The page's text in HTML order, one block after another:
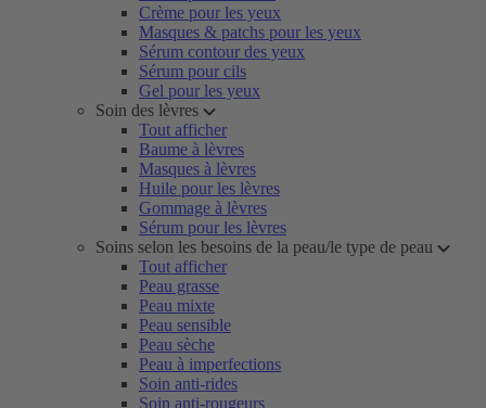
Crème pour les yeux
Masques & patchs pour les yeux
Sérum contour des yeux
Sérum pour cils
Gel pour les yeux
Soin des lèvres
Tout afficher
Baume à lèvres
Masques à lèvres
Huile pour les lèvres
Gommage à lèvres
Sérum pour les lèvres
Soins selon les besoins de la peau/le type de peau
Tout afficher
Peau grasse
Peau mixte
Peau sensible
Peau sèche
Peau à imperfections
Soin anti-rides
Soin anti-rougeurs